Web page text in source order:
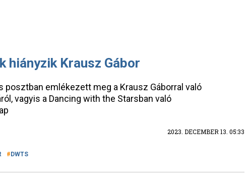
hiányzik Krausz Gábor
posztban emlékezett meg a Krausz Gáborral való
vagyis a Dancing with the Starsban való
2023. DECEMBER 13. 05:33
DWTS